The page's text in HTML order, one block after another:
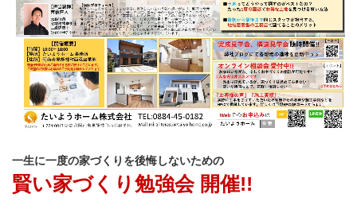
一生に一度の家づくりを後悔しないための
賢い家づくり勉強会 開催!!